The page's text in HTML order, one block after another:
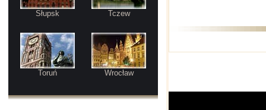
Słupsk Tczew
Toruń Wrocław